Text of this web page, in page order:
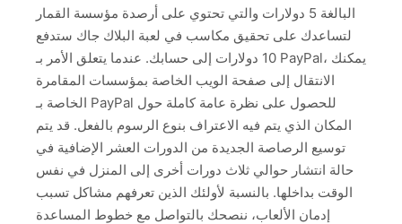
البالغة 5 دولارات والتي تحتوي على أرصدة مؤسسة القمار
لتساعدك على تحقيق مكاسب في لعبة البلاك جاك ستدفع
10 دولارات إلى حسابك. عندما يتعلق الأمر بـ PayPal، يمكنك
الانتقال إلى صفحة الويب الخاصة بمؤسسات المقامرة
الخاصة بـ PayPal للحصول على نظرة عامة كاملة حول
المكان الذي يتم فيه الاعتراف بنوع الرسوم بالفعل. قد يتم
توسيع الرصاصة الجديدة من الدورات العشر الإضافية في
حالة انتشار حوالي ثلاث دورات أخرى إلى المنزل في نفس
الوقت بداخلها. بالنسبة لأولئك الذين تعرفهم مشاكل تسبب
إدمان الألعاب، ننصحك بالتواصل مع خطوط المساعدة